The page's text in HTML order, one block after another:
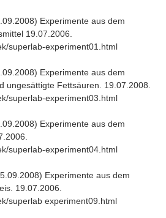
Experimente aus dem
19.07.2006.
superlab-experiment01.html
Experimente aus dem
ungesättigte Fettsäuren. 19.07.2008.
superlab-experiment03.html
Experimente aus dem
superlab-experiment04.html
Experimente aus dem
19.07.2006.
superlab experiment09.html